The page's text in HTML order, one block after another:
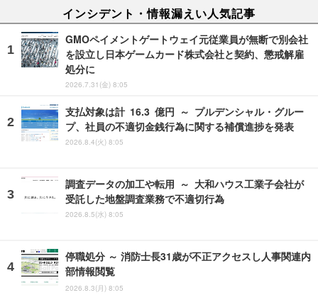
インシデント・情報漏えい人気記事
GMOペイメントゲートウェイ元従業員が無断で別会社
を設立し日本ゲームカード株式会社と契約、懲戒解雇
処分に
2026.7.31(金) 8:05
支払対象は計 16.3 億円 ～ プルデンシャル・グルー
プ、社員の不適切金銭行為に関する補償進捗を発表
2026.8.4(火) 8:05
調査データの加工や転用 ～ 大和ハウス工業子会社が
受託した地盤調査業務で不適切行為
2026.8.5(水) 8:05
停職処分 ～ 消防士長31歳が不正アクセスし人事関連内
部情報閲覧
2026.8.3(月) 8:05